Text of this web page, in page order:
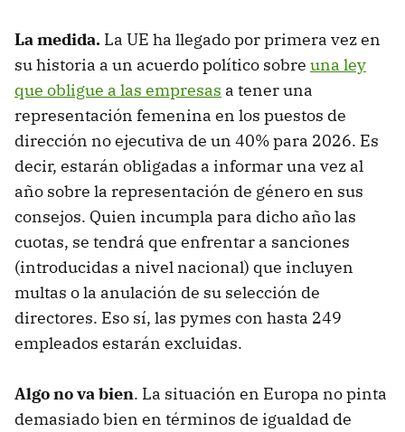
La medida. La UE ha llegado por primera vez en
su historia a un acuerdo político sobre una ley
que obligue a las empresas a tener una
representación femenina en los puestos de
dirección no ejecutiva de un 40% para 2026. Es
decir, estarán obligadas a informar una vez al
año sobre la representación de género en sus
consejos. Quien incumpla para dicho año las
cuotas, se tendrá que enfrentar a sanciones
(introducidas a nivel nacional) que incluyen
multas o la anulación de su selección de
directores. Eso sí, las pymes con hasta 249
empleados estarán excluidas.
Algo no va bien. La situación en Europa no pinta
demasiado bien en términos de igualdad de